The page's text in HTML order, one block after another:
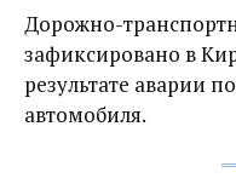
Дорожно-
зафиксировано в
результате аварии
автомобиля.